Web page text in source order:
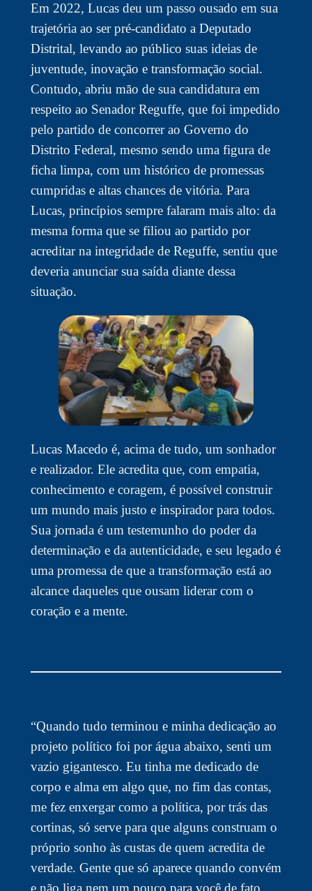
Em 2022, Lucas deu um passo ousado em sua
trajetória ao ser pré-candidato a Deputado
Distrital, levando ao público suas ideias de
juventude, inovação e transformação social.
Contudo, abriu mão de sua candidatura em
respeito ao Senador Reguffe, que foi impedido
pelo partido de concorrer ao Governo do
Distrito Federal, mesmo sendo uma figura de
ficha limpa, com um histórico de promessas
cumpridas e altas chances de vitória. Para
Lucas, princípios sempre falaram mais alto: da
mesma forma que se filiou ao partido por
acreditar na integridade de Reguffe, sentiu que
deveria anunciar sua saída diante dessa
situação.
Lucas Macedo é, acima de tudo, um sonhador
e realizador. Ele acredita que, com empatia,
conhecimento e coragem, é possível construir
um mundo mais justo e inspirador para todos.
Sua jornada é um testemunho do poder da
determinação e da autenticidade, e seu legado é
uma promessa de que a transformação está ao
alcance daqueles que ousam liderar com o
coração e a mente.
“Quando tudo terminou e minha dedicação ao
projeto político foi por água abaixo, senti um
vazio gigantesco. Eu tinha me dedicado de
corpo e alma em algo que, no fim das contas,
me fez enxergar como a política, por trás das
cortinas, só serve para que alguns construam o
próprio sonho às custas de quem acredita de
verdade. Gente que só aparece quando convém
e não liga nem um pouco para você de fato.